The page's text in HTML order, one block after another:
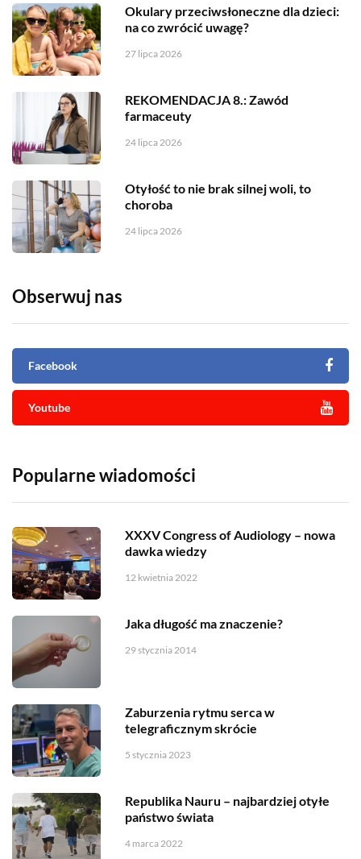
Okulary przeciwsłoneczne dla dzieci:
na co zwrócić uwagę?
27 lipca 2026
REKOMENDACJA 8.: Zawód
farmaceuty
24 lipca 2026
Otyłość to nie brak silnej woli, to
choroba
24 lipca 2026
Obserwuj nas
Facebook
Youtube
Popularne wiadomości
XXXV Congress of Audiology – nowa
dawka wiedzy
12 kwietnia 2022
Jaka długość ma znaczenie?
29 stycznia 2014
Zaburzenia rytmu serca w
telegraficznym skrócie
5 stycznia 2023
Republika Nauru – najbardziej otyłe
państwo świata
4 marca 2022